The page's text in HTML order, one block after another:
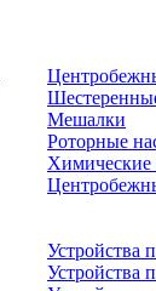
Мешалки
Роторные
Химические
Устройства
Устройства